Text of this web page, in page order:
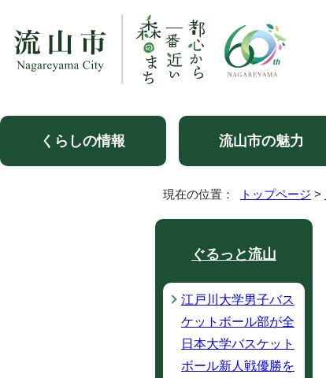
くらしの情報 流山市の魅力
現在の位置： トップページ >
ぐるっと流山
江戸川大学男子バス
ケットボール部が全
日本大学バスケット
ボール新人戦優勝を